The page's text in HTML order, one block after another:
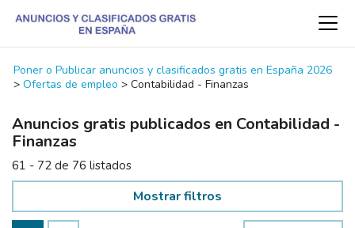
Poner o Publicar anuncios y clasificados gratis en España 2026
> Ofertas de empleo > Contabilidad - Finanzas
Anuncios gratis publicados en Contabilidad -
Finanzas
61 - 72 de 76 listados
Mostrar filtros